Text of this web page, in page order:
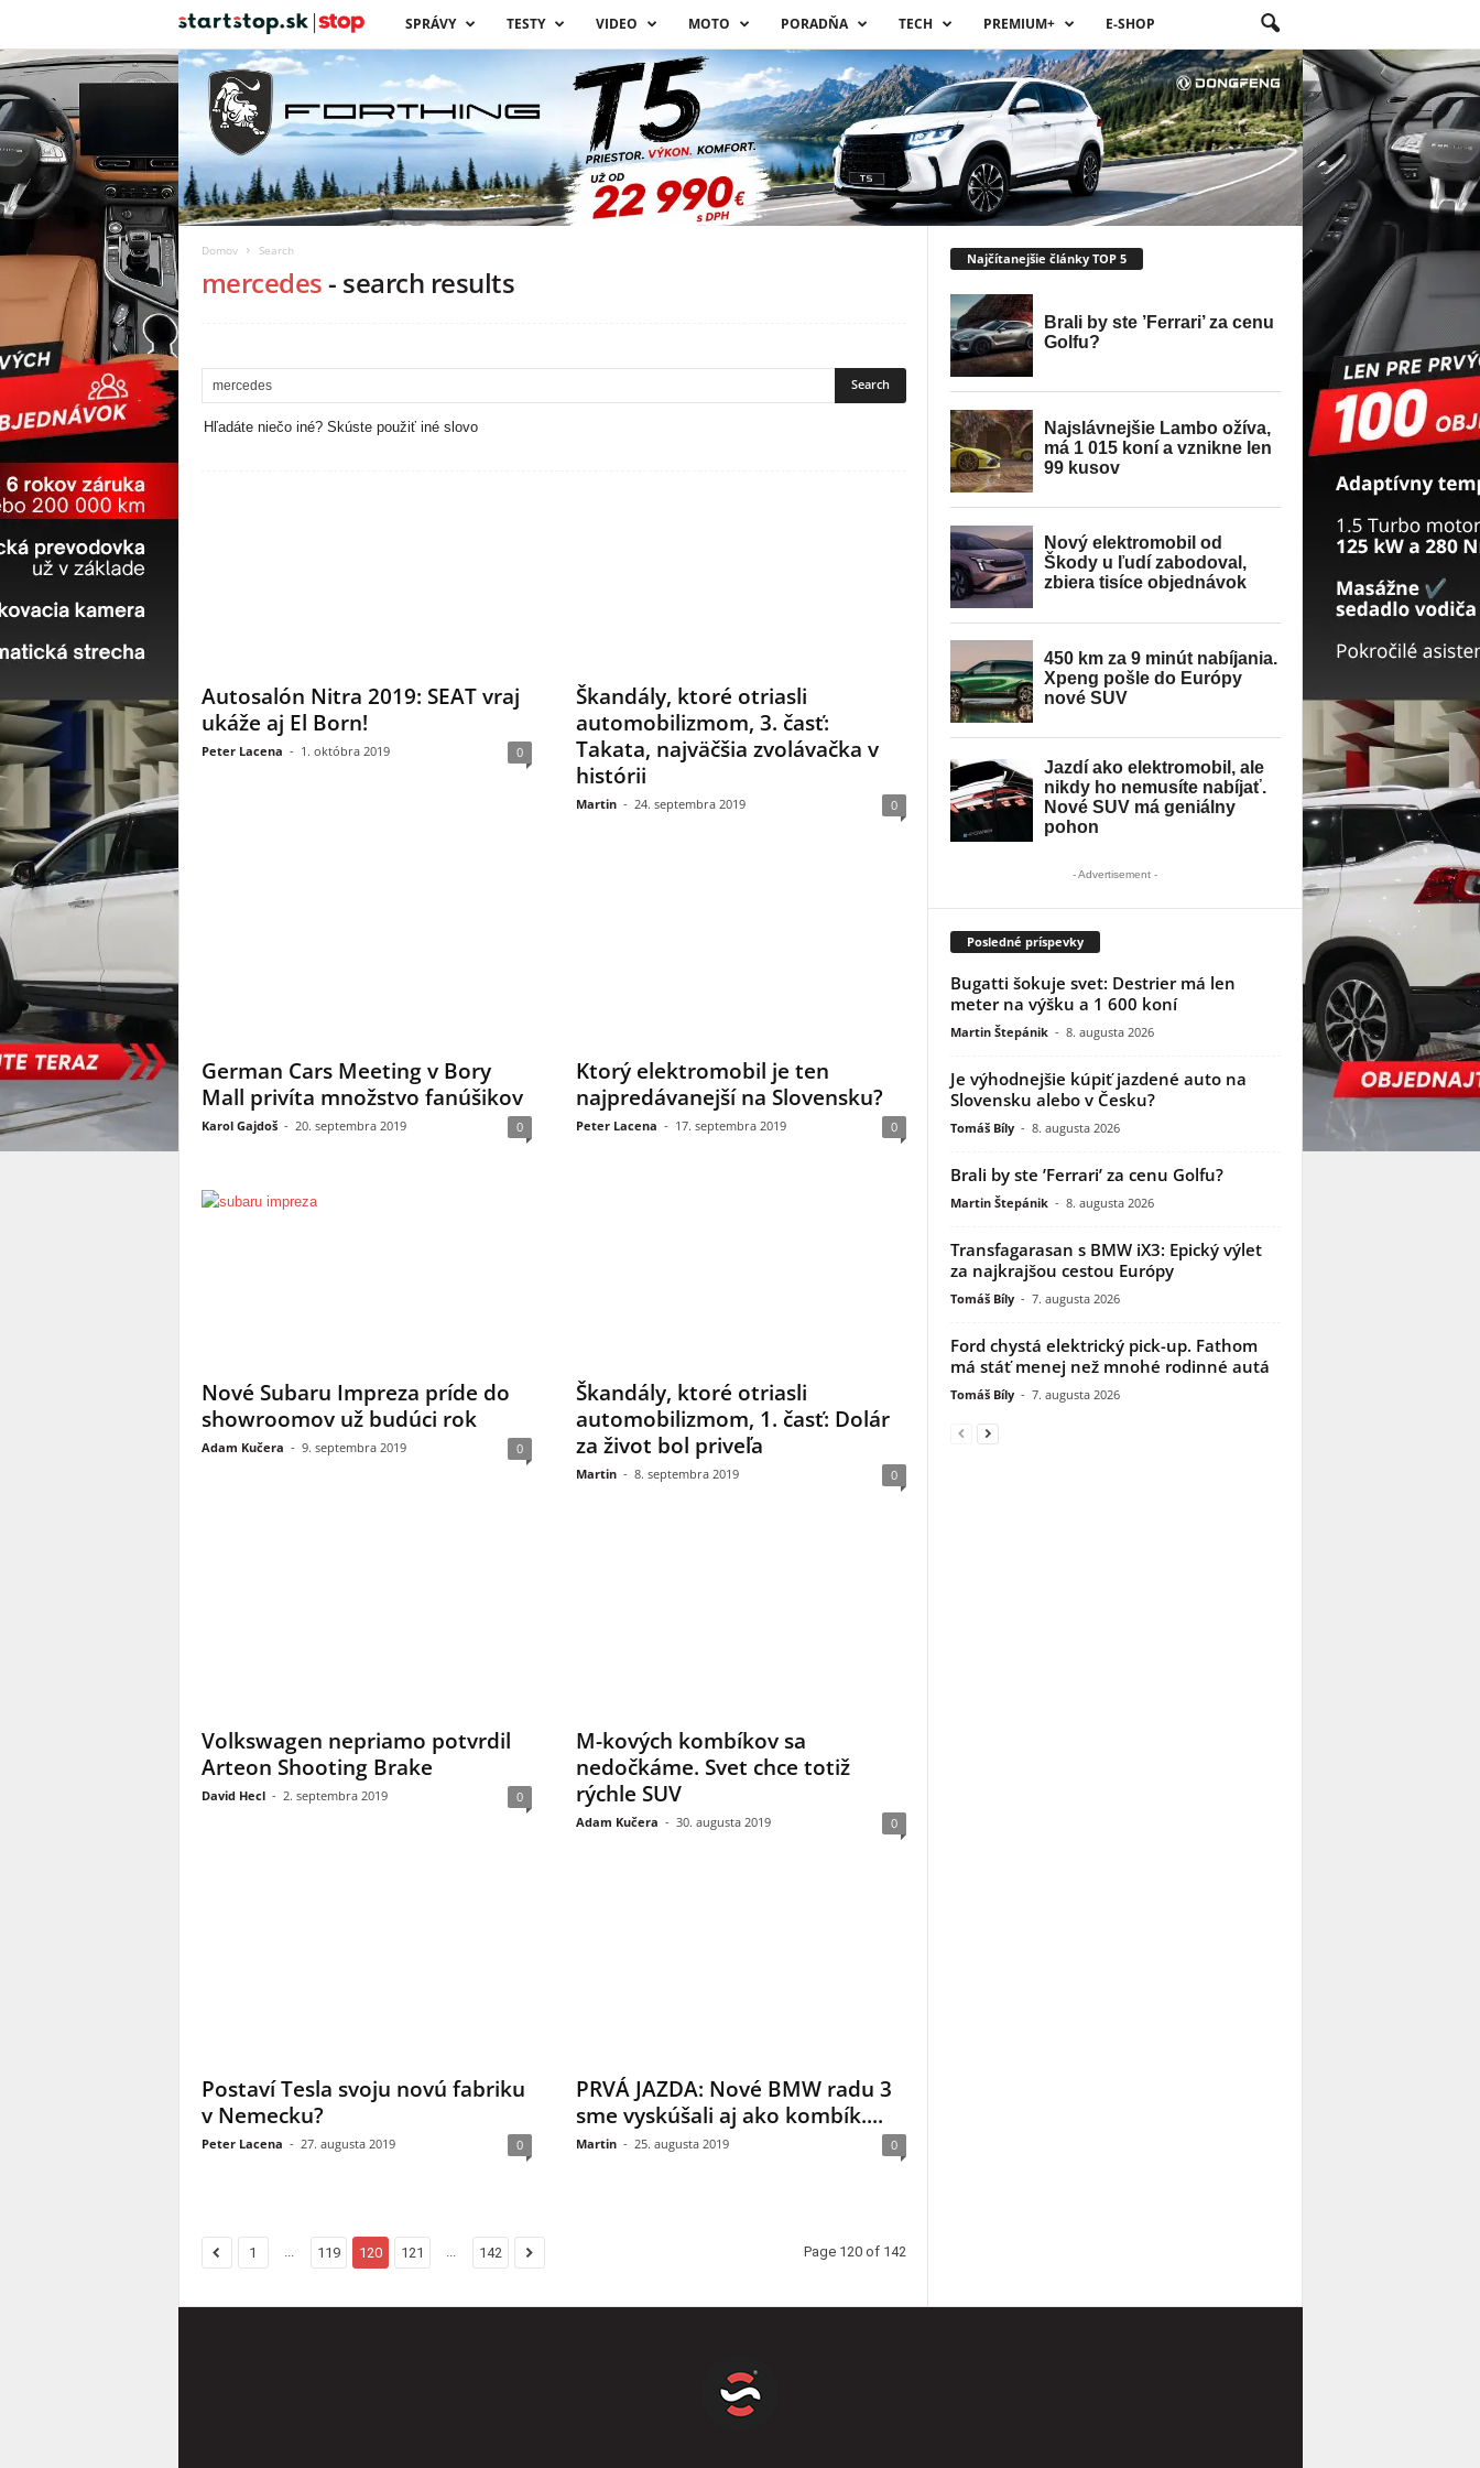
a
r
t
SPRÁVY TESTY VIDEO MOTO PORADŇA TECH PREMIUM+ E-SHOP
Domov Search
mercedes- search results
Hľadáte niečo iné? Skúste použiť iné slovo
Autosalón Nitra 2019: SEAT vraj
ukáže aj El Born!
Peter Lacena - 1. októbra 2019 0
Škandály, ktoré otriasli
automobilizmom, 3. časť:
Takata, najväčšia zvolávačka v
histórii
Martin - 24. septembra 2019 0
German Cars Meeting v Bory
Mall privíta množstvo fanúšikov
Karol Gajdoš - 20. septembra 2019 0
Ktorý elektromobil je ten
najpredávanejší na Slovensku?
Peter Lacena - 17. septembra 2019 0
Nové Subaru Impreza príde do
showroomov už budúci rok
Adam Kučera - 9. septembra 2019 0
Škandály, ktoré otriasli
automobilizmom, 1. časť: Dolár
za život bol priveľa
Martin - 8. septembra 2019 0
Volkswagen nepriamo potvrdil
Arteon Shooting Brake
David Hecl - 2. septembra 2019 0
M-kových kombíkov sa
nedočkáme. Svet chce totiž
rýchle SUV
Adam Kučera - 30. augusta 2019 0
Postaví Tesla svoju novú fabriku
v Nemecku?
Peter Lacena - 27. augusta 2019 0
PRVÁ JAZDA: Nové BMW radu 3
sme vyskúšali aj ako kombík....
Martin - 25. augusta 2019 0
1 119 120 121 142 Page 120 of 142
Najčítanejšie články TOP 5
- Advertisement -
Posledné príspevky
Bugatti šokuje svet: Destrier má len
meter na výšku a 1 600 koní
Martin Štepánik - 8. augusta 2026
Je výhodnejšie kúpiť jazdené auto na
Slovensku alebo v Česku?
Tomáš Bíly - 8. augusta 2026
Brali by ste ’Ferrari’ za cenu Golfu?
Martin Štepánik - 8. augusta 2026
Transfagarasan s BMW iX3: Epický výlet
za najkrajšou cestou Európy
Tomáš Bíly - 7. augusta 2026
Ford chystá elektrický pick-up. Fathom
má stáť menej než mnohé rodinné autá
Tomáš Bíly - 7. augusta 2026